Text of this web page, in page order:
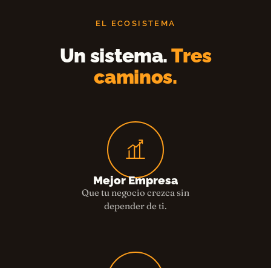
EL ECOSISTEMA
Un sistema.Tres
caminos.
Mejor Empresa
Que tu negocio crezca sin
depender de ti.